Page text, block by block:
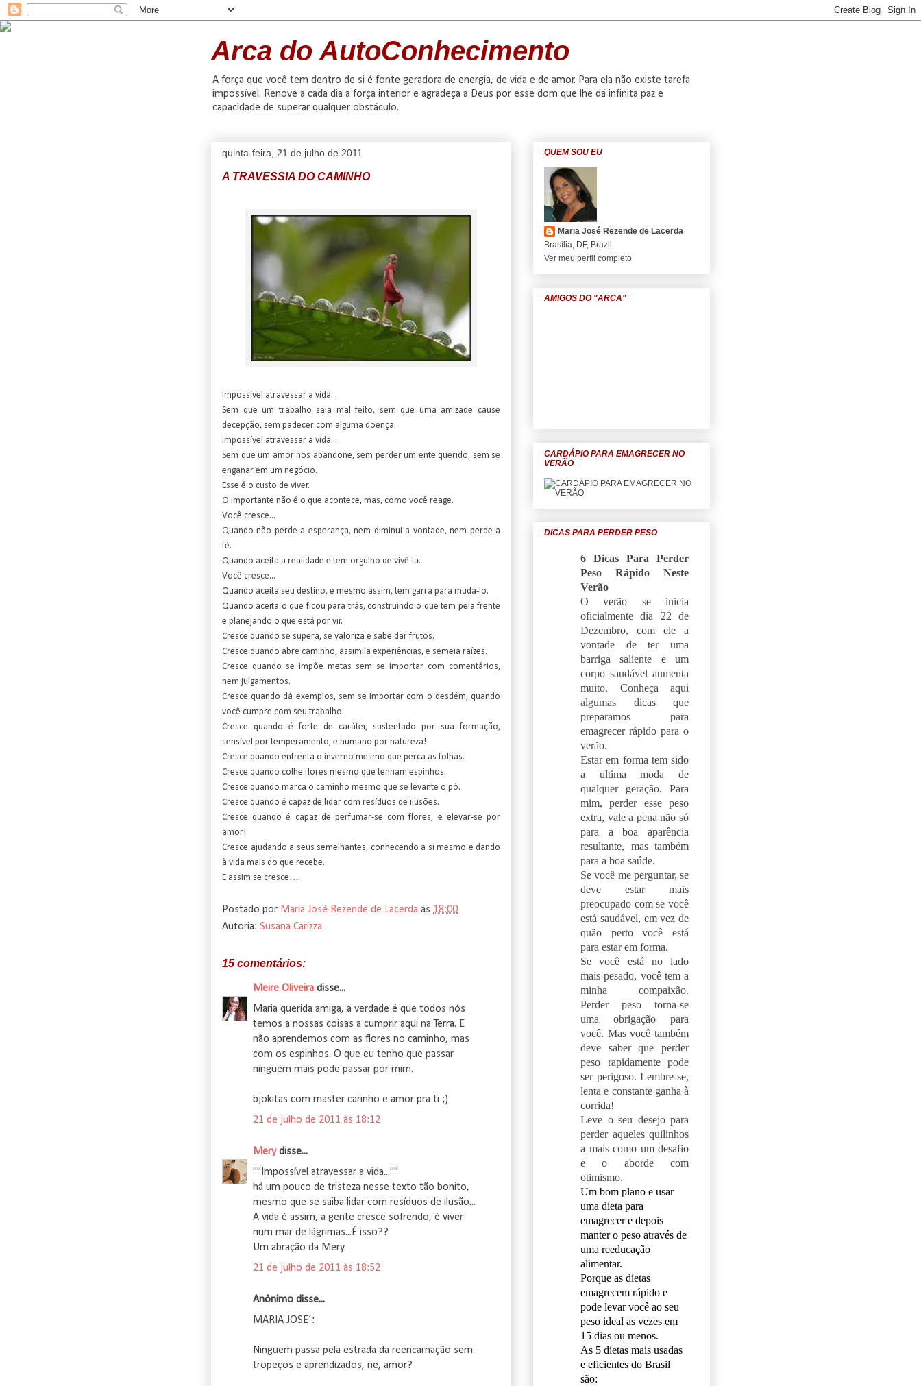
Arca do AutoConhecimento
A força que você tem dentro de si é fonte geradora de energia, de vida e de amor. Para ela não existe tarefa
impossível. Renove a cada dia a força interior e agradeça a Deus por esse dom que lhe dá infinita paz e
capacidade de superar qualquer obstáculo.
quinta-feira, 21 de julho de 2011
A TRAVESSIA DO CAMINHO
Impossível atravessar a vida...
Sem que um trabalho saia mal feito, sem que uma amizade cause
decepção, sem padecer com alguma doença.
Impossível atravessar a vida...
Sem que um amor nos abandone, sem perder um ente querido, sem se
enganar em um negócio.
Esse é o custo de viver.
O importante não é o que acontece, mas, como você reage.
Você cresce...
Quando não perde a esperança, nem diminui a vontade, nem perde a
fé.
Quando aceita a realidade e tem orgulho de vivê-la.
Você cresce...
Quando aceita seu destino, e mesmo assim, tem garra para mudá-lo.
Quando aceita o que ficou para trás, construindo o que tem pela frente
e planejando o que está por vir.
Cresce quando se supera, se valoriza e sabe dar frutos.
Cresce quando abre caminho, assimila experiências, e semeia raízes.
Cresce quando se impõe metas sem se importar com comentários,
nem julgamentos.
Cresce quando dá exemplos, sem se importar com o desdém, quando
você cumpre com seu trabalho.
Cresce quando é forte de caráter, sustentado por sua formação,
sensível por temperamento, e humano por natureza!
Cresce quando enfrenta o inverno mesmo que perca as folhas.
Cresce quando colhe flores mesmo que tenham espinhos.
Cresce quando marca o caminho mesmo que se levante o pó.
Cresce quando é capaz de lidar com resíduos de ilusões.
Cresce quando é capaz de perfumar-se com flores, e elevar-se por
amor!
Cresce ajudando a seus semelhantes, conhecendo a si mesmo e dando
à vida mais do que recebe.
E assim se cresce…
Postado por Maria José Rezende de Lacerda às 18:00
Autoria: Susana Carizza
15 comentários:
Meire Oliveira disse...
Maria querida amiga, a verdade é que todos nós
temos a nossas coisas a cumprir aqui na Terra. E
não aprendemos com as flores no caminho, mas
com os espinhos. O que eu tenho que passar
ninguém mais pode passar por mim.
bjokitas com master carinho e amor pra ti ;)
21 de julho de 2011 às 18:12
Merydisse...
""Impossível atravessar a vida...""
há um pouco de tristeza nesse texto tão bonito,
mesmo que se saiba lidar com resíduos de ilusão...
A vida é assim, a gente cresce sofrendo, é viver
num mar de lágrimas...É isso??
Um abração da Mery.
21 de julho de 2011 às 18:52
Anônimo disse...
MARIA JOSE´:
Ninguem passa pela estrada da reencarnação sem
tropeços e aprendizados, ne, amor?
QUEM SOU EU
Maria José Rezende de Lacerda
Brasília, DF, Brazil
Ver meu perfil completo
AMIGOS DO "ARCA"
CARDÁPIO PARA EMAGRECER NO
VERÃO
DICAS PARA PERDER PESO
6 Dicas Para Perder
Peso Rápido Neste
Verão
O verão se inicia
oficialmente dia 22 de
Dezembro, com ele a
vontade de ter uma
barriga saliente e um
corpo saudável aumenta
muito. Conheça aqui
algumas dicas que
preparamos para
emagrecer rápido para o
verão.
Estar em forma tem sido
a ultima moda de
qualquer geração. Para
mim, perder esse peso
extra, vale a pena não só
para a boa aparência
resultante, mas também
para a boa saúde.
Se você me perguntar, se
deve estar mais
preocupado com se você
está saudável, em vez de
quão perto você está
para estar em forma.
Se você está no lado
mais pesado, você tem a
minha compaixão.
Perder peso torna-se
uma obrigação para
você. Mas você também
deve saber que perder
peso rapidamente pode
ser perigoso. Lembre-se,
lenta e constante ganha à
corrida!
Leve o seu desejo para
perder aqueles quilinhos
a mais como um desafio
e o aborde com
otimismo.
Um bom plano e usar
uma dieta para
emagrecer e depois
manter o peso através de
uma reeducação
alimentar.
Porque as dietas
emagrecem rápido e
pode levar você ao seu
peso ideal as vezes em
15 dias ou menos.
As 5 dietas mais usadas
e eficientes do Brasil
são: